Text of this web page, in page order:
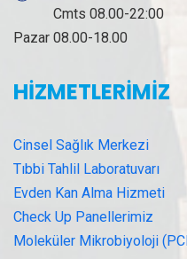
Cmts 08.00-22:00
Pazar 08.00-18.00
HİZMETLERİMİZ
Cinsel Sağlık Merkezi
Tıbbi Tahlil Laboratuvarı
Evden Kan Alma Hizmeti
Check Up Panellerimiz
Moleküler Mikrobiyoloji